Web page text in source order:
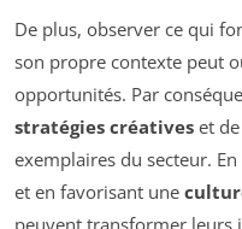
De plus, observer ce qui
son propre contexte peut
opportunités. Par
stratégies créatives et
exemplaires du secteur.
et en favorisant une
peuvent transformer leurs